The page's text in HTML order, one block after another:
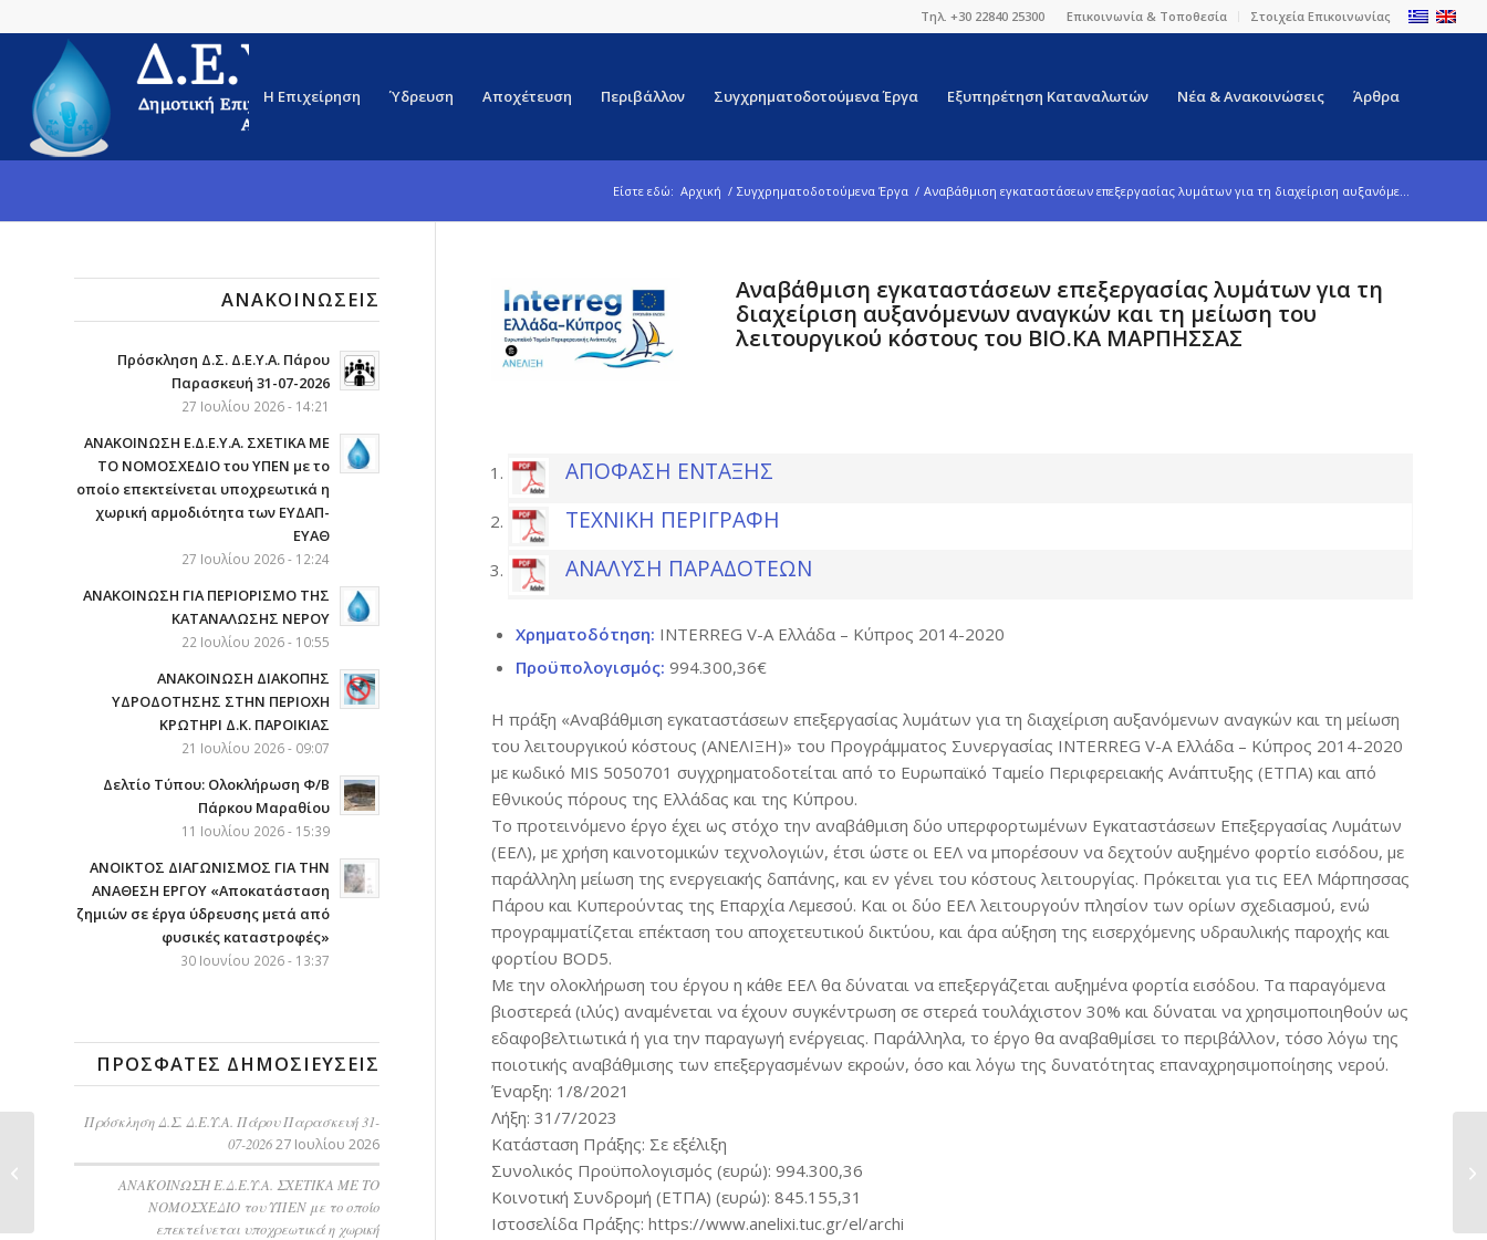
Επικοινωνία & Τοποθεσία Στοιχεία Επικοινωνίας
Τηλ. +30 22840 25300
Η Επιχείρηση Ύδρευση Αποχέτευση Περιβάλλον Συγχρηματοδοτούμενα Έργα Εξυπηρέτηση Καταναλωτών Νέα & Ανακοινώσεις Άρθρα
Είστε εδώ: Αρχική / Συγχρηματοδοτούμενα Έργα / Αναβάθμιση εγκαταστάσεων επεξεργασίας λυμάτων για τη διαχείριση αυξανόμε...
Αναβάθμιση εγκαταστάσεων επεξεργασίας λυμάτων για τη
διαχείριση αυξανόμενων αναγκών και τη μείωση του
λειτουργικού κόστους του ΒΙΟ.ΚΑ ΜΑΡΠΗΣΣΑΣ
ΑΠΟΦΑΣΗ ΕΝΤΑΞΗΣ
ΤΕΧΝΙΚΗ ΠΕΡΙΓΡΑΦΗ
ΑΝΑΛΥΣΗ ΠΑΡΑΔΟΤΕΩΝ
Χρηματοδότηση: INTERREG V-A Ελλάδα – Κύπρος 2014-2020
Προϋπολογισμός: 994.300,36€
Η πράξη «Αναβάθμιση εγκαταστάσεων επεξεργασίας λυμάτων για τη διαχείριση αυξανόμενων αναγκών και τη μείωση
του λειτουργικού κόστους (ΑΝΕΛΙΞΗ)» του Προγράμματος Συνεργασίας INTERREG V-A Ελλάδα – Κύπρος 2014-2020
με κωδικό MIS 5050701 συγχρηματοδοτείται από το Ευρωπαϊκό Ταμείο Περιφερειακής Ανάπτυξης (ΕΤΠΑ) και από
Εθνικούς πόρους της Ελλάδας και της Κύπρου.
Το προτεινόμενο έργο έχει ως στόχο την αναβάθμιση δύο υπερφορτωμένων Εγκαταστάσεων Επεξεργασίας Λυμάτων
(ΕΕΛ), με χρήση καινοτομικών τεχνολογιών, έτσι ώστε οι ΕΕΛ να μπορέσουν να δεχτούν αυξημένο φορτίο εισόδου, με
παράλληλη μείωση της ενεργειακής δαπάνης, και εν γένει του κόστους λειτουργίας. Πρόκειται για τις ΕΕΛ Μάρπησσας
Πάρου και Κυπερούντας της Επαρχία Λεμεσού. Και οι δύο ΕΕΛ λειτουργούν πλησίον των ορίων σχεδιασμού, ενώ
προγραμματίζεται επέκταση του αποχετευτικού δικτύου, και άρα αύξηση της εισερχόμενης υδραυλικής παροχής και
φορτίου BOD5.
Με την ολοκλήρωση του έργου η κάθε ΕΕΛ θα δύναται να επεξεργάζεται αυξημένα φορτία εισόδου. Τα παραγόμενα
βιοστερεά (ιλύς) αναμένεται να έχουν συγκέντρωση σε στερεά τουλάχιστον 30% και δύναται να χρησιμοποιηθούν ως
εδαφοβελτιωτικά ή για την παραγωγή ενέργειας. Παράλληλα, το έργο θα αναβαθμίσει το περιβάλλον, τόσο λόγω της
ποιοτικής αναβάθμισης των επεξεργασμένων εκροών, όσο και λόγω της δυνατότητας επαναχρησιμοποίησης νερού.
Έναρξη: 1/8/2021
Λήξη: 31/7/2023
Κατάσταση Πράξης: Σε εξέλιξη
Συνολικός Προϋπολογισμός (ευρώ): 994.300,36
Κοινοτική Συνδρομή (ΕΤΠΑ) (ευρώ): 845.155,31
Ιστοσελίδα Πράξης: https://www.anelixi.tuc.gr/el/archi
ΑΝΑΚΟΙΝΏΣΕΙΣ
Πρόσκληση Δ.Σ. Δ.Ε.Υ.Α. Πάρου
Παρασκευή 31-07-2026
27 Ιουλίου 2026 - 14:21
ΑΝΑΚΟΙΝΩΣΗ Ε.Δ.Ε.Υ.Α. ΣΧΕΤΙΚΑ ΜΕ
ΤΟ ΝΟΜΟΣΧΕΔΙΟ του ΥΠΕΝ με το
οποίο επεκτείνεται υποχρεωτικά η
χωρική αρμοδιότητα των ΕΥΔΑΠ-
ΕΥΑΘ
27 Ιουλίου 2026 - 12:24
ΑΝΑΚΟΙΝΩΣΗ ΓΙΑ ΠΕΡΙΟΡΙΣΜΟ ΤΗΣ
ΚΑΤΑΝΑΛΩΣΗΣ ΝΕΡΟΥ
22 Ιουλίου 2026 - 10:55
AΝΑΚΟΙΝΩΣΗ ΔΙΑΚΟΠΗΣ
ΥΔΡΟΔΟΤΗΣΗΣ ΣΤΗΝ ΠΕΡΙΟΧΗ
ΚΡΩΤΗΡΙ Δ.Κ. ΠΑΡΟΙΚΙΑΣ
21 Ιουλίου 2026 - 09:07
Δελτίο Τύπου: Ολοκλήρωση Φ/Β
Πάρκου Μαραθίου
11 Ιουλίου 2026 - 15:39
ΑΝΟΙΚΤΟΣ ΔΙΑΓΩΝΙΣΜΟΣ ΓΙΑ ΤΗΝ
ΑΝΑΘΕΣΗ ΕΡΓΟΥ «Αποκατάσταση
ζημιών σε έργα ύδρευσης μετά από
φυσικές καταστροφές»
30 Ιουνίου 2026 - 13:37
ΠΡΌΣΦΑΤΕΣ ΔΗΜΟΣΙΕΎΣΕΙΣ
Πρόσκληση Δ.Σ. Δ.Ε.Υ.Α. Πάρου Παρασκευή 31-
07-202627 Ιουλίου 2026
ΑΝΑΚΟΙΝΩΣΗ Ε.Δ.Ε.Υ.Α. ΣΧΕΤΙΚΑ ΜΕ ΤΟ
ΝΟΜΟΣΧΕΔΙΟ του ΥΠΕΝ με το οποίο
επεκτείνεται υποχρεωτικά η χωρική
Διαχείριση Αστικών